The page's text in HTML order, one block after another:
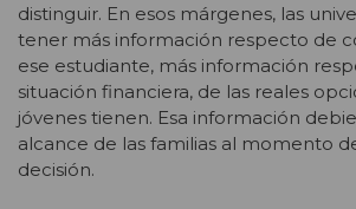
distinguir. En esos márgenes, las
tener más información respecto de
ese estudiante, más información
situación financiera, de las reales
jóvenes tienen. Esa información
alcance de las familias al momento
decisión.